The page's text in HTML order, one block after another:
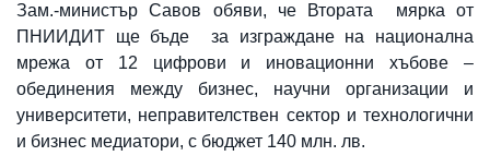
Зам.-министър Савов обяви, че Втората мярка от
ПНИИДИТ ще бъде за изграждане на национална
мрежа от 12 цифрови и иновационни хъбове –
обединения между бизнес, научни организации и
университети, неправителствен сектор и технологични
и бизнес медиатори, с бюджет 140 млн. лв.